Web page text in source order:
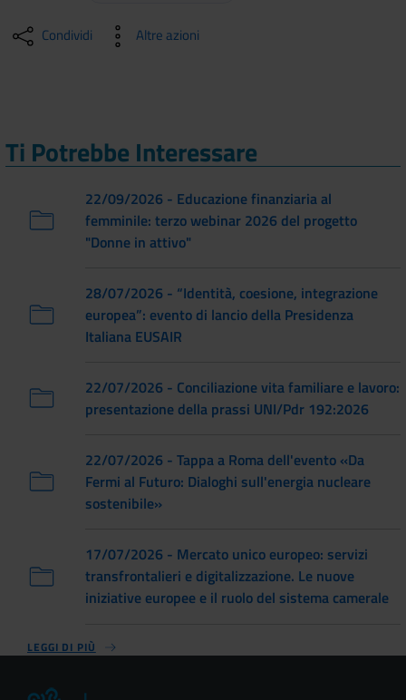
Condividi Altre azioni
Ti Potrebbe Interessare
22/09/2026 - Educazione finanziaria al
femminile: terzo webinar 2026 del progetto
"Donne in attivo"
28/07/2026 - “Identità, coesione, integrazione
europea”: evento di lancio della Presidenza
Italiana EUSAIR
22/07/2026 - Conciliazione vita familiare e lavoro:
presentazione della prassi UNI/Pdr 192:2026
22/07/2026 - Tappa a Roma dell'evento «Da
Fermi al Futuro: Dialoghi sull'energia nucleare
sostenibile»
17/07/2026 - Mercato unico europeo: servizi
transfrontalieri e digitalizzazione. Le nuove
iniziative europee e il ruolo del sistema camerale
LEGGI DI PIÙ